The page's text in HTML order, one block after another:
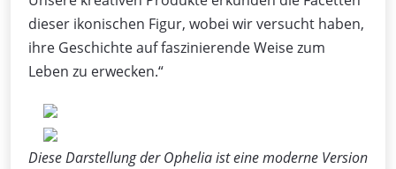
dieser ikonischen Figur, wobei wir versucht haben,
ihre Geschichte auf faszinierende Weise zum
Leben zu erwecken.“
Diese Darstellung der Ophelia ist eine moderne Version